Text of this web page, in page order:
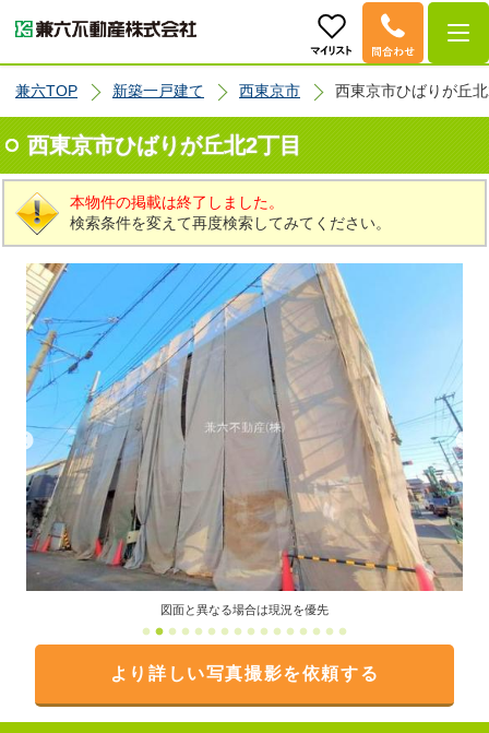
兼六TOP 新築一戸建て 西東京市 西東京市ひばりが丘
西東京市ひばりが丘北2丁目
本物件の掲載は終了しました。
検索条件を変えて再度検索してみてください。
図面と異なる場合は現況を優先
より詳しい写真撮影を依頼する